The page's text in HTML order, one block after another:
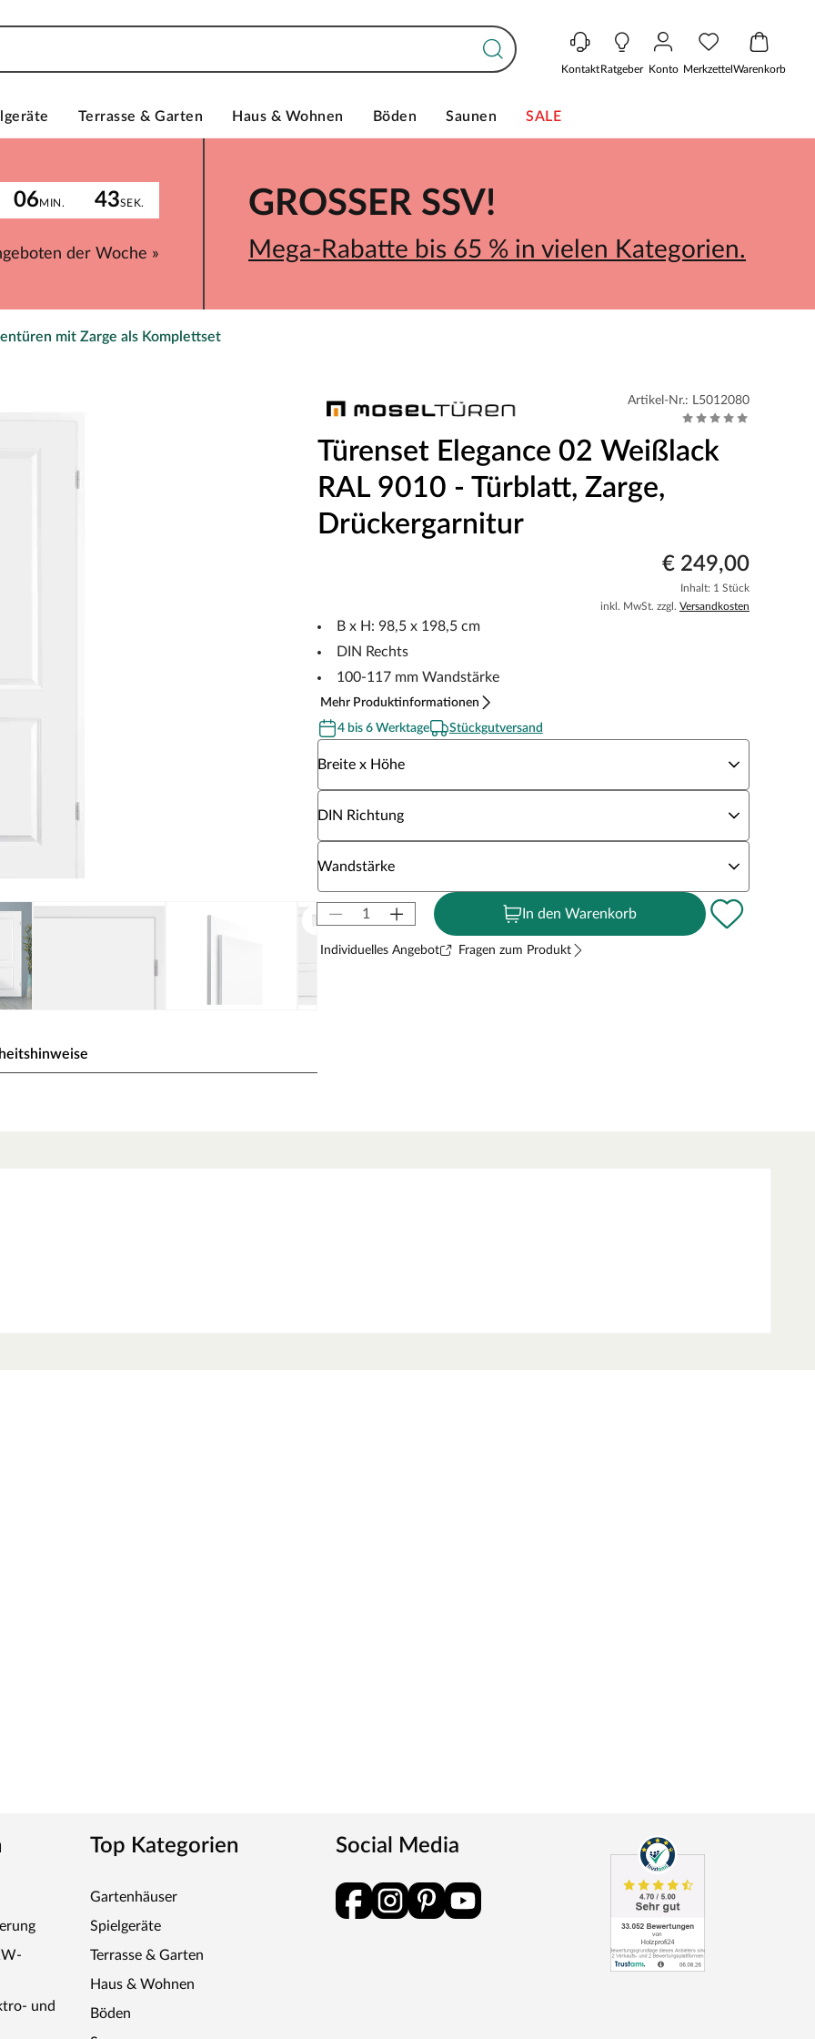
KontaktRatgeber Konto MerkzettelWarenkorb
Terrasse & Garten Haus & Wohnen Böden Saunen SALE
06MIN. 43SEK.
der Woche »
GROSSER SSV!
Mega-Rabatte bis 65 % in vielen Kategorien.
mit Zarge als Komplettset
gehalten, einem der gebräuchlichsten Weißtöne,
Note des Tons fügt sich die Oberfläche ideal in
einen besonders einheitlichen Überzug. Das
Türenkauf unbedingt beachten. Computer-,
Die Rosetten decken nur die
somit sehr robust und verleiht der Tür ein
Artikel-Nr.: L5012080
Türenset Elegance 02 Weißlack
RAL 9010 - Türblatt, Zarge,
Drückergarnitur
€ 249,00
Inhalt: 1 Stück
inkl. MwSt. zzgl. Versandkosten
B x H: 98,5 x 198,5 cm
DIN Rechts
100-117 mm Wandstärke
Mehr Produktinformationen
4 bis 6 Werktage
Stückgutversand
Breite x Höhe
DIN Richtung
Wandstärke
In den Warenkorb
Individuelles Angebot Fragen zum Produkt
und
Top Kategorien
Gartenhäuser
Spielgeräte
Terrasse & Garten
Haus & Wohnen
Böden
Social Media